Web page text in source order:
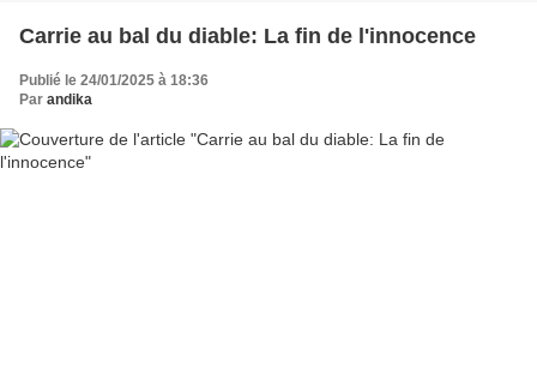
Carrie au bal du diable: La fin de l'innocence
Publié le 24/01/2025 à 18:36
Par andika